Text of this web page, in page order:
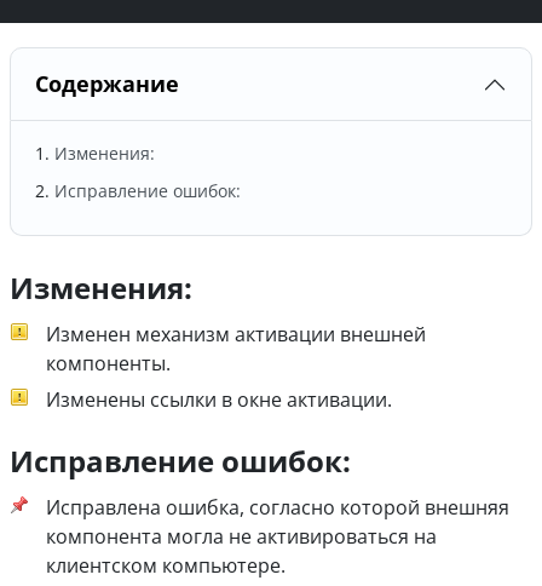
Содержание
Изменения:
Исправление ошибок:
Изменения:
Изменен механизм активации внешней
компоненты.
Изменены ссылки в окне активации.
Исправление ошибок:
Исправлена ошибка, согласно которой внешняя
компонента могла не активироваться на
клиентском компьютере.